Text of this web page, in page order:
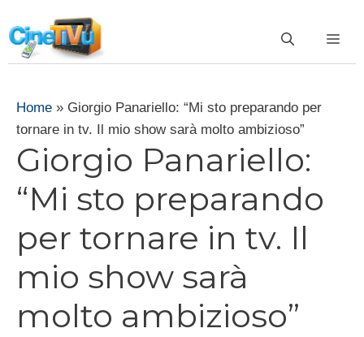
al
contenuto
Home » Giorgio Panariello: “Mi sto preparando per
tornare in tv. Il mio show sarà molto ambizioso”
Giorgio Panariello:
“Mi sto preparando
per tornare in tv. Il
mio show sarà
molto ambizioso”